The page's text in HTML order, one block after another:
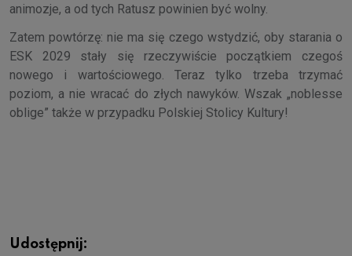
animozje, a od tych Ratusz powinien być wolny.
Zatem powtórzę: nie ma się czego wstydzić, oby starania o
ESK 2029 stały się rzeczywiście początkiem czegoś
nowego i wartościowego. Teraz tylko trzeba trzymać
poziom, a nie wracać do złych nawyków. Wszak „noblesse
oblige” także w przypadku Polskiej Stolicy Kultury!
Udostępnij: